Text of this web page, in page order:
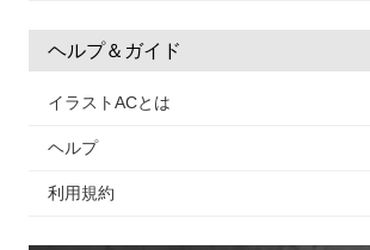
ヘルプ＆ガイド
イラストACとは
ヘルプ
利用規約